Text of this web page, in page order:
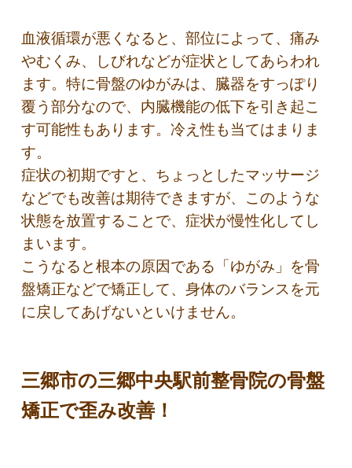
血液循環が悪くなると、部位によって、痛み
やむくみ、しびれなどが症状としてあらわれ
ます。特に骨盤のゆがみは、臓器をすっぽり
覆う部分なので、内臓機能の低下を引き起こ
す可能性もあります。冷え性も当てはまりま
す。
症状の初期ですと、ちょっとしたマッサージ
などでも改善は期待できますが、このような
状態を放置することで、症状が慢性化してし
まいます。
こうなると根本の原因である「ゆがみ」を骨
盤矯正などで矯正して、身体のバランスを元
に戻してあげないといけません。
三郷市の三郷中央駅前整骨院の骨盤
矯正で歪み改善！